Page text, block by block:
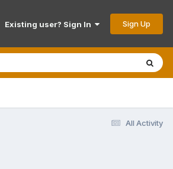
Existing user? Sign In Sign Up
All Activity